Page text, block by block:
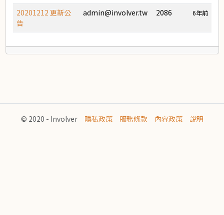
20201212 更新公
告
admin@involver.tw 2086 6年前
© 2020 - Involver 隱私政策 服務條款 內容政策 說明